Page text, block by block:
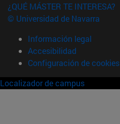
¿QUÉ MÁSTER TE INTERESA?
© Universidad de Navarra
Información legal
Accesibilidad
Configuración de cookies
Localizador de campus